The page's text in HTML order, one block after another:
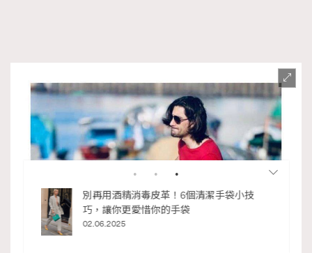
別再用酒精消毒皮革！6個清潔手袋小技
巧，讓你更愛惜你的手袋
02.06.2025